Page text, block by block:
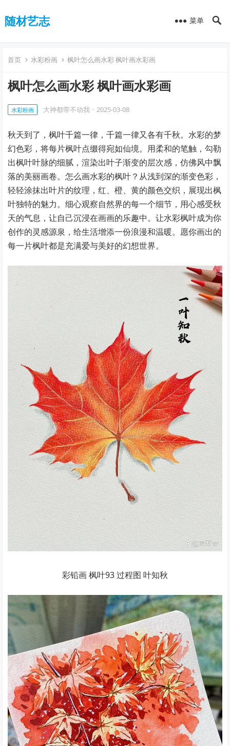
随材艺志 菜单
首页 水彩粉画 枫叶怎么画水彩 枫叶画水彩画
枫叶怎么画水彩 枫叶画水彩画
水彩粉画 大神都带不动我 · 2025-03-08
秋天到了，枫叶千篇一律，千篇一律又各有千秋。水彩的梦
幻色彩，将每片枫叶点缀得宛如仙境。用柔和的笔触，勾勒
出枫叶叶脉的细腻，渲染出叶子渐变的层次感，仿佛风中飘
落的美丽画卷。怎么画水彩的枫叶？从浅到深的渐变色彩，
轻轻涂抹出叶片的纹理，红、橙、黄的颜色交织，展现出枫
叶独特的魅力。细心观察自然界的每一个细节，用心感受秋
天的气息，让自己沉浸在画画的乐趣中。让水彩枫叶成为你
创作的灵感源泉，给生活增添一份浪漫和温暖。愿你画出的
每一片枫叶都是充满爱与美好的幻想世界。
彩铅画 枫叶93 过程图 叶知秋